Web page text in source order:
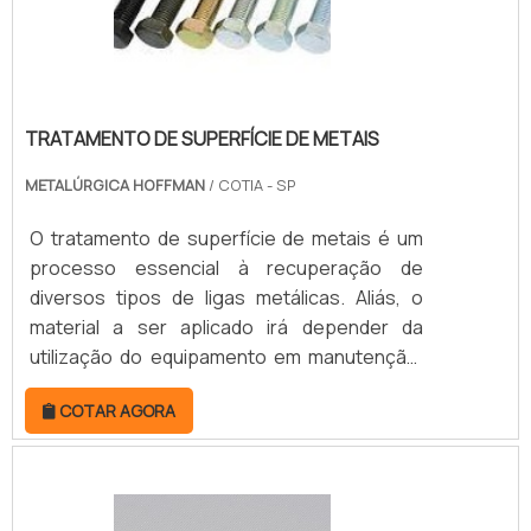
forma a ampliar a.
TRATAMENTO DE SUPERFÍCIE DE METAIS
METALÚRGICA HOFFMAN / COTIA - SP
O tratamento de superfície de metais é um
processo essencial à recuperação de
diversos tipos de ligas metálicas. Aliás, o
material a ser aplicado irá depender da
utilização do equipamento em manutenção.
Cabe salientar que, a depender do processo
e do material utilizado, o tratamento pode
oferecer uma espessura elevada e atuar em
COTAR AGORA